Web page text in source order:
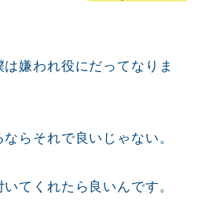
嫌われ役にだってなりま
らそれで良いじゃない。
てくれたら良いんです。